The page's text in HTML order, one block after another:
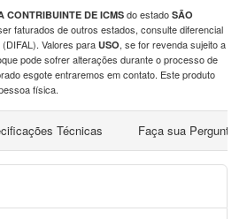
CONTRIBUINTE DE ICMS do estadoSÃO
faturados de outros estados, consulte diferencial
(DIFAL). Valores paraUSO, se for revenda sujeito a
pode sofrer alterações durante o processo de
esgote entraremos em contato. Este produto
física.
Técnicas Faça sua Pergunta